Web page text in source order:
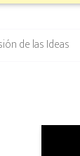
de las Ideas